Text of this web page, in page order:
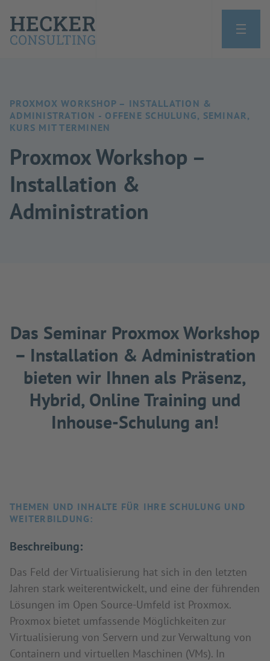
PROXMOX WORKSHOP – INSTALLATION &
ADMINISTRATION - OFFENE SCHULUNG, SEMINAR,
KURS MIT TERMINEN
Proxmox Workshop –
Installation &
Administration
Das Seminar Proxmox Workshop
– Installation & Administration
bieten wir Ihnen als Präsenz,
Hybrid, Online Training und
Inhouse-Schulung an!
THEMEN UND INHALTE FÜR IHRE SCHULUNG UND
WEITERBILDUNG:
Beschreibung:
Das Feld der Virtualisierung hat sich in den letzten
Jahren stark weiterentwickelt, und eine der führenden
Lösungen im Open Source-Umfeld ist Proxmox.
Proxmox bietet umfassende Möglichkeiten zur
Virtualisierung von Servern und zur Verwaltung von
Containern und virtuellen Maschinen (VMs). In